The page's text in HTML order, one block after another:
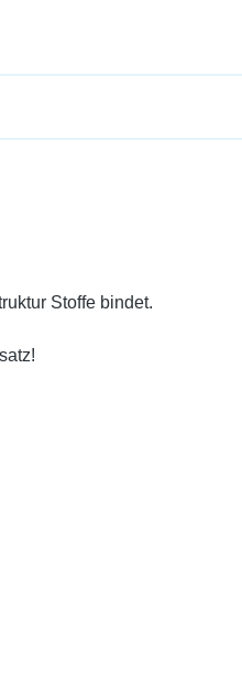
Stoffe bindet.